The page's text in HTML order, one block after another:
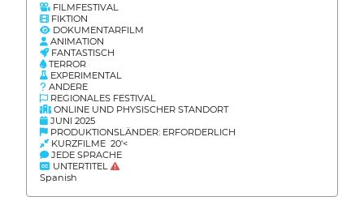
FILMFESTIVAL
FIKTION
DOKUMENTARFILM
ANIMATION
FANTASTISCH
TERROR
EXPERIMENTAL
ANDERE
REGIONALES FESTIVAL
ONLINE UND PHYSISCHER STANDORT
JUNI 2025
PRODUKTIONSLÄNDER: ERFORDERLICH
KURZFILME 20'<
JEDE SPRACHE
UNTERTITEL
Spanish